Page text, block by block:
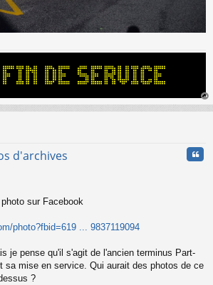
au
d'archives
sur Facebook
photo?fbid=619 ... 9837119094
je pense qu'il s'agit de l'ancien terminus Part-
sa mise en service. Qui aurait des photos de ce
?